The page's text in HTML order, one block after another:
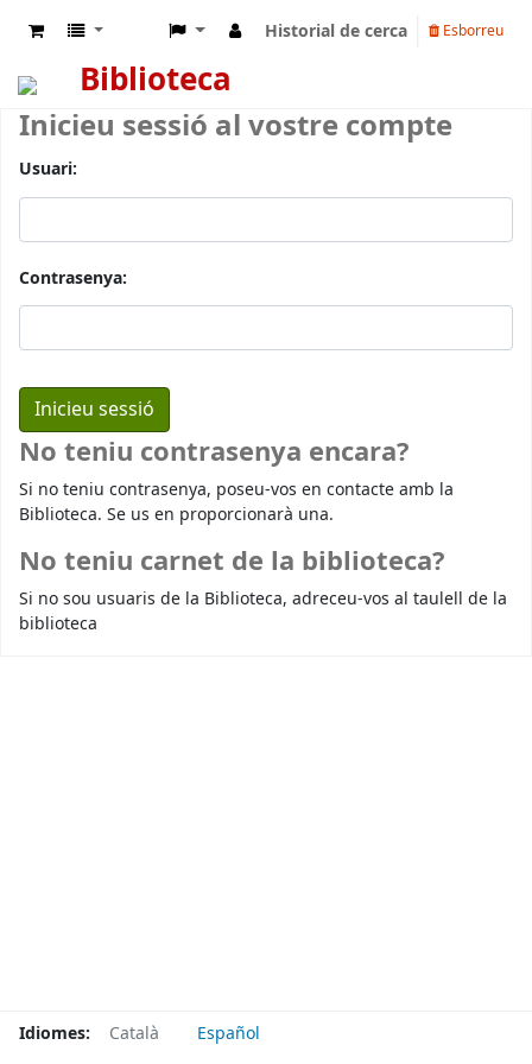
Historial de cerca Esborreu
Biblioteca
Inicieu sessió al vostre compte
Usuari:
Contrasenya:
No teniu contrasenya encara?
Si no teniu contrasenya, poseu-vos en contacte amb la
Biblioteca. Se us en proporcionarà una.
No teniu carnet de la biblioteca?
Si no sou usuaris de la Biblioteca, adreceu-vos al taulell de la
biblioteca
Idiomes: Català Español